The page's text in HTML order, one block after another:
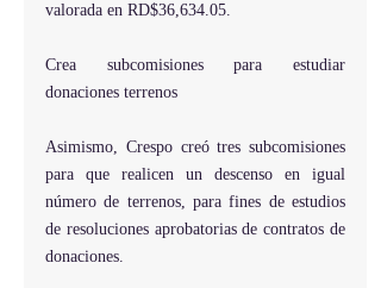
valorada en RD$36,634.05.
Crea subcomisiones para estudiar
donaciones terrenos
Asimismo, Crespo creó tres subcomisiones
para que realicen un descenso en igual
número de terrenos, para fines de estudios
de resoluciones aprobatorias de contratos de
donaciones.